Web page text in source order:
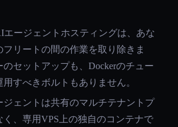
エージェントホスティングは、あな
フリートの間の作業を取り除きま
セットアップも、Dockerのチュー
すべきボルトもありません。
ジェントは共有のマルチテナントプ
く、専用VPS上の独自のコンテナで